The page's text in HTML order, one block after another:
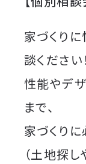
家づくり
談ください
性能やデ
まで、
家づくり
（土地探